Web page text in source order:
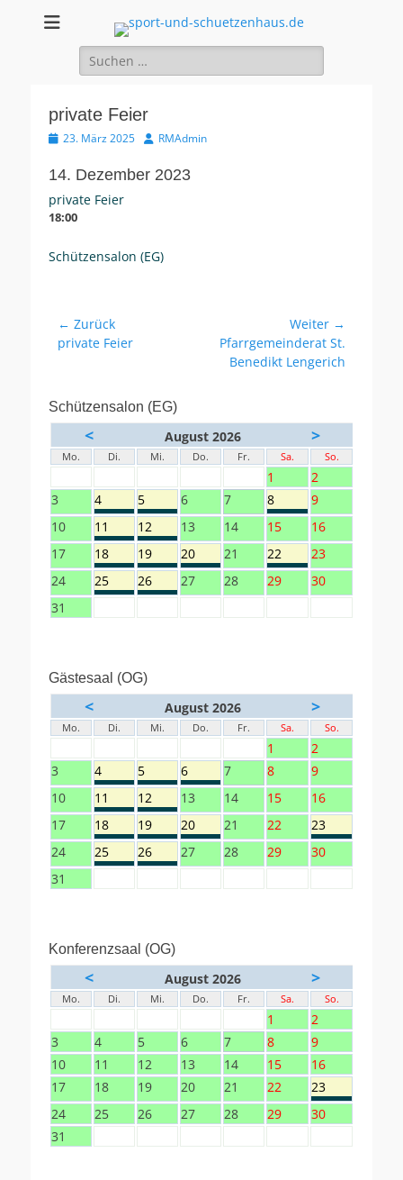
sport-und-
Sport- und Schützenhaus GbR
Suche
nach:
private Feier
Veröffentlicht
23. März 2025 AutorRMAdmin
14. Dezember 2023
private Feier
18:00
Schützensalon (EG)
Beitragsnavigation
← Zurück
Vorheriger
private Feier
Weiter →
Nächster
Beitrag:
Pfarrgemeinderat St.
Benedikt Lengerich
Schützensalon (EG)
< August 2026 >
Mo. Di. Mi. Do. Fr. Sa. So.
1
2
3
4 5 6 7 8
9
10
11 12 13 14 15
16
17
18 19 20 21 22
23
24
25 26 27 28 29
30
31
Gästesaal (OG)
< August 2026 >
Mo. Di. Mi. Do. Fr. Sa. So.
1
2
3
4 5 6 7 8
9
10
11 12 13 14 15
16
17
18 19 20 21 22
23
24
25 26 27 28 29
30
31
Konferenzsaal (OG)
< August 2026 >
Mo. Di. Mi. Do. Fr. Sa. So.
1
2
3
4 5 6 7 8
9
10
11 12 13 14 15
16
17
18 19 20 21 22
23
24
25 26 27 28 29
30
31